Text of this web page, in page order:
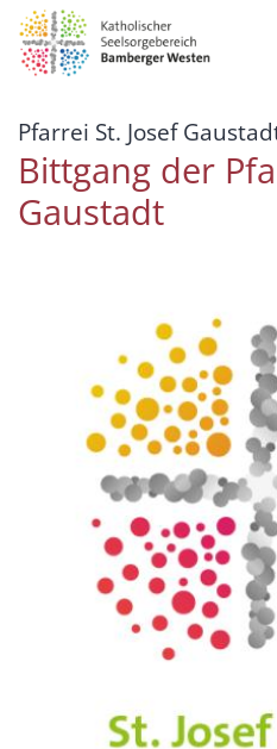
Zum Inhalt springen
Pfarrei St. Josef
Bittgang der
Gaustadt